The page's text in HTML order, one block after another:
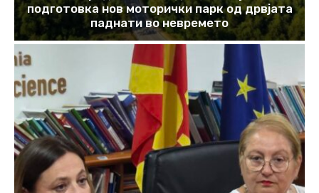
подготовка нов моторички парк од дрвјата
паднати во невремето